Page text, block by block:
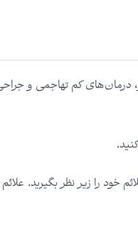
درمان‌های کم تهاجمی و
خود را زیر نظر بگیرید.